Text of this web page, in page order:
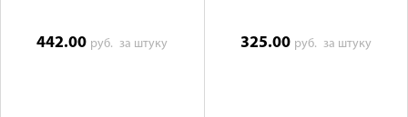
442.00 руб.за штуку 325.00 руб. за штуку